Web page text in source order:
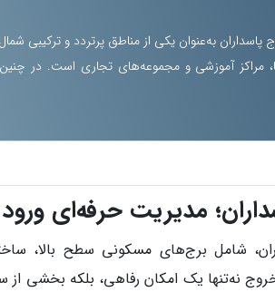
به‌عنوان یکی از مناطق پرتردد و ترکیبی
مراکز آموزشی و مجموعه‌های تجاری است. در
مدیریت حرفه‌ای
شامل برج‌های مسکونی سطح بالا،
نه‌تنها یک امکان رفاهی، بلکه بخشی